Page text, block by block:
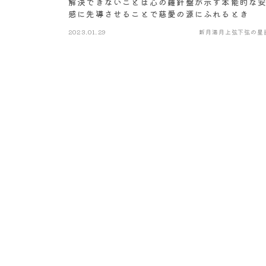
感に先導させることで慈愛の源にふれるとき
2023.01.29 新月満月上弦下弦の星